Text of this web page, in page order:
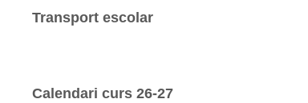
Transport escolar
Calendari curs 26-27